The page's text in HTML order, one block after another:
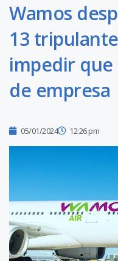
Wamos
13
impedir
de empresa
05/01/2024 12:26 pm